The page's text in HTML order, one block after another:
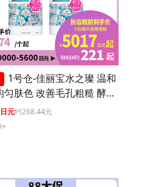
1号仓-佳丽宝水之璨 温和
匀肤色 改善毛孔粗糙 酵素
色版 32粒 3个装
日元约268.44元